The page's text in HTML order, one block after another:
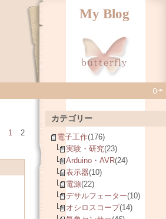
My Blog
1
2
カテゴリー
電子工作(176)
実験・研究(23)
Arduino・AVR(24)
表示器(10)
電源(22)
デサルフェーター(10)
オシロスコープ(14)